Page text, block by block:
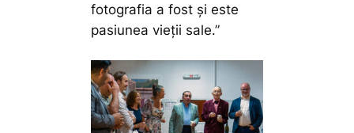
fotografia a fost și este
pasiunea vieții sale.”